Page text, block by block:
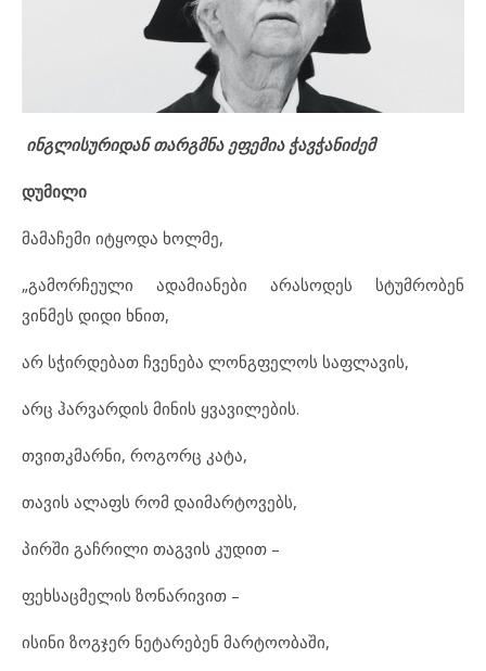
ინგლისურიდან თარგმნა ეფემია ჭავჭანიძემ
დუმილი
მამაჩემი იტყოდა ხოლმე,
„გამორჩეული ადამიანები არასოდეს სტუმრობენ
ვინმეს დიდი ხნით,
არ სჭირდებათ ჩვენება ლონგფელოს საფლავის,
არც ჰარვარდის მინის ყვავილების.
თვითკმარნი, როგორც კატა,
თავის ალაფს რომ დაიმარტოვებს,
პირში გაჩრილი თაგვის კუდით –
ფეხსაცმელის ზონარივით –
ისინი ზოგჯერ ნეტარებენ მარტოობაში,